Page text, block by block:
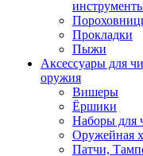
Прокладки
Пыжи
Аксессуары для
оружия
Вишеры
Ёршики
Наборы для
Оружейная
Патчи,